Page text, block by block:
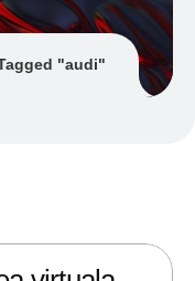
"audi"